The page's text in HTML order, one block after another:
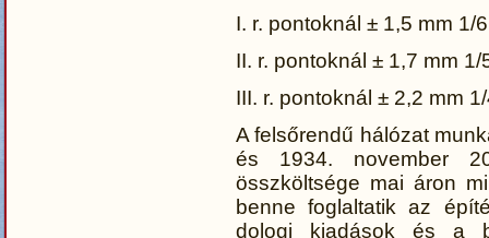
I. r. pontoknál ± 1,5 mm 1/
II. r. pontoknál ± 1,7 mm
III. r. pontoknál ± 2,2 mm
A felsőrendű hálózat
és 1934. november
összköltsége mai áron
benne foglaltatik az
dologi kiadások és a